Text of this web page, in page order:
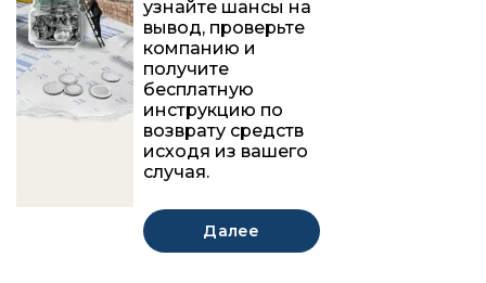
узнайте шансы на
вывод, проверьте
компанию и
получите
бесплатную
инструкцию по
возврату средств
исходя из вашего
случая.